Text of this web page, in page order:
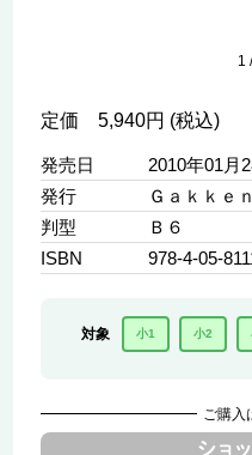
1
定価 5,940円 (税込)
発売日
2010年01月
発行
Ｇａｋｋｅｎ
判型
Ｂ６
ISBN
978-4-05-
対象 小1 小2
ご購入